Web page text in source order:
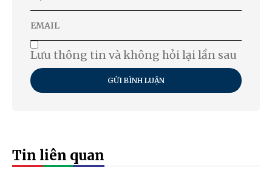
Lưu thông tin và không hỏi lại lần sau
GỬI BÌNH LUẬN
Tin liên quan